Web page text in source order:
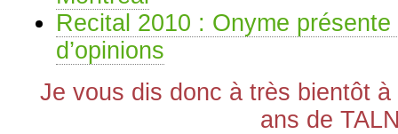
Recital 2010 : Onyme
d’opinions
Je vous dis donc à très bientôt
ans de